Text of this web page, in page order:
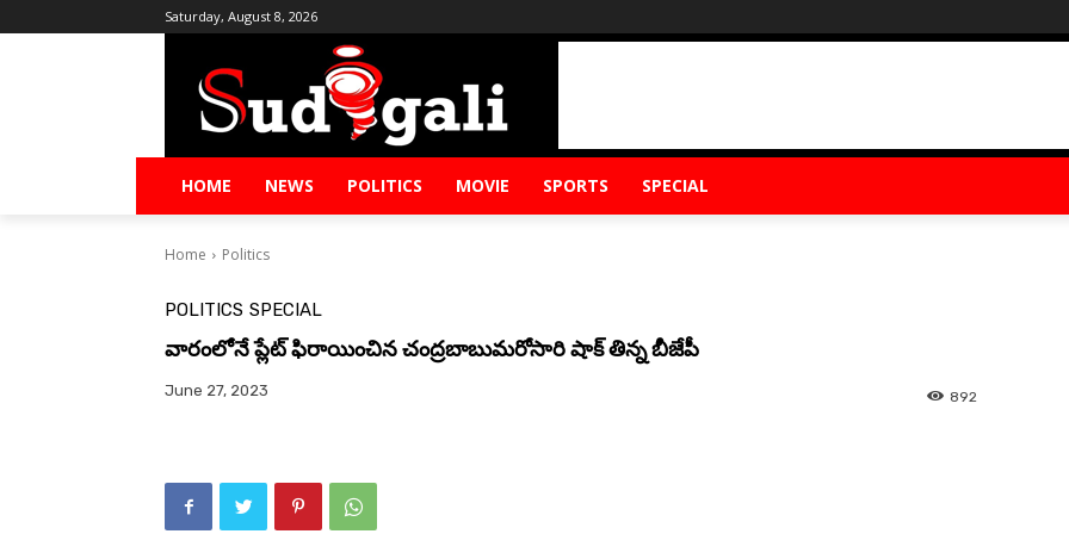
Saturday, August 8, 2026
HOME NEWS POLITICS MOVIE SPORTS SPECIAL
Home Politics
POLITICS SPECIAL
వారంలోనే ప్లేట్ ఫిరాయించిన చంద్ర‌బాబుమ‌రోసారి షాక్ తిన్న బీజేపీ
June 27, 2023 892